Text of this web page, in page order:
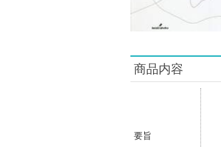
商品内容
要旨